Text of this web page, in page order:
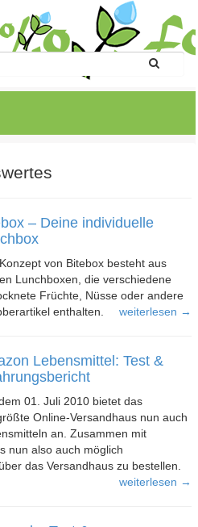
– Deine individuelle
von Bitebox besteht aus
Lunchboxen, die verschiedene
Früchte, Nüsse oder andere
enthalten.
weiterlesen →
Lebensmittel: Test &
01. Juli 2010 bietet das
Online-Versandhaus nun auch
an. Zusammen mit
nun also auch möglich
das Versandhaus zu bestellen.
weiterlesen →